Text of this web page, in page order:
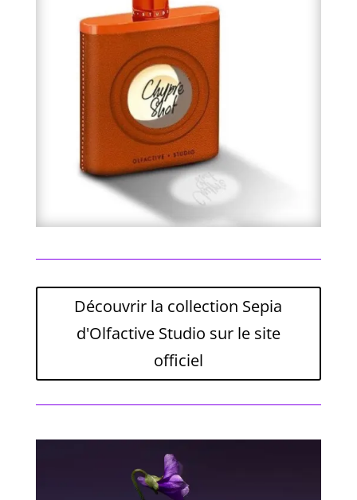
Découvrir la collection Sepia
d'Olfactive Studio sur le site
officiel